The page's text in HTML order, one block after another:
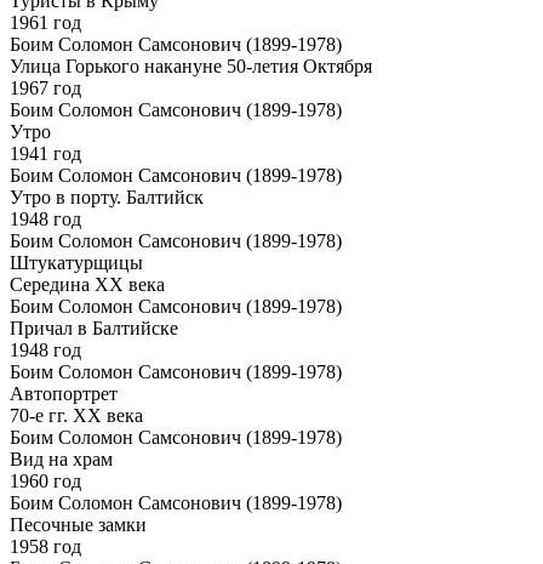
1961 год
Боим Соломон Самсонович (1899-1978)
Улица Горького накануне 50-летия Октября
1967 год
Боим Соломон Самсонович (1899-1978)
Утро
1941 год
Боим Соломон Самсонович (1899-1978)
Утро в порту. Балтийск
1948 год
Боим Соломон Самсонович (1899-1978)
Штукатурщицы
Середина ХХ века
Боим Соломон Самсонович (1899-1978)
Причал в Балтийске
1948 год
Боим Соломон Самсонович (1899-1978)
Автопортрет
70-е гг. ХХ века
Боим Соломон Самсонович (1899-1978)
Вид на храм
1960 год
Боим Соломон Самсонович (1899-1978)
Песочные замки
1958 год